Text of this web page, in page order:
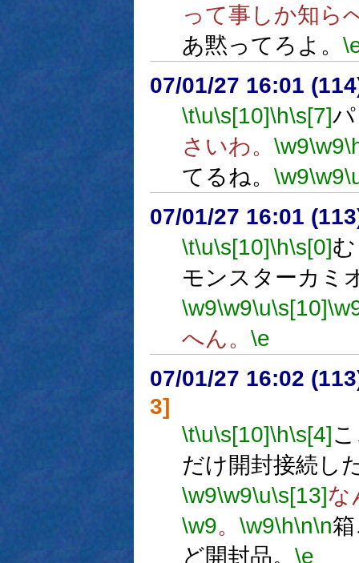
って事しか知ら
あ黙ってろよ。
07/01/27 16:01
\t\u\s[10]\h\s[7]
さいわ。 \w9\w9
てるね。 \w9\w9
07/01/27 16:01
\t\u\s[10]\h\s[0]
モンスターカミ
\w9\w9\u\s[10]
へん。 \e
07/01/27 16:02
3]
\t\u\s[10]\h\s[4]
だけ開封接続し
\w9\w9\u\s[13]な
\w9。 \w9\h\n\n
ど開封品。 \e